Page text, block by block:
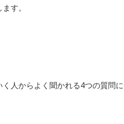
す。
人からよく聞かれる4つの質問